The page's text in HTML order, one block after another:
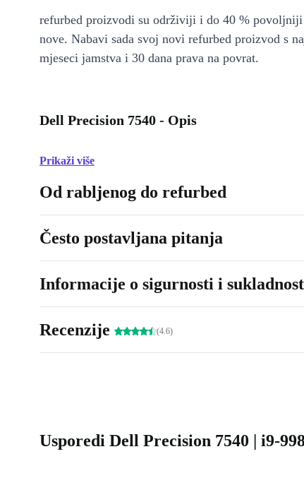
refurbed proizvodi su održiviji i do 40 % povoljniji
nove. Nabavi sada svoj novi refurbed proizvod s
mjeseci jamstva i 30 dana prava na povrat.
Dell Precision 7540 - Opis
Prikaži više
Od rabljenog do refurbed
Često postavljana pitanja
Informacije o sigurnosti i
Recenzije (4.6)
Usporedi Dell Precision 7540 | i9-